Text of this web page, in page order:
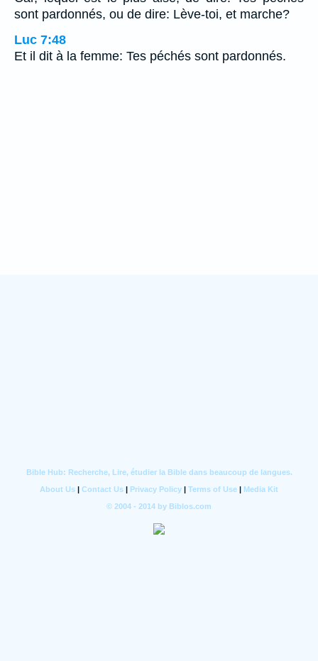
sont pardonnés, ou de dire: Lève-toi, et marche?
Luc 7:48
Et il dit à la femme: Tes péchés sont pardonnés.